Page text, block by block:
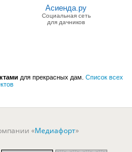
Асиенда.ру
Социальная сеть
для дачников
для прекрасных дам. Список всех
«Медиафорт»